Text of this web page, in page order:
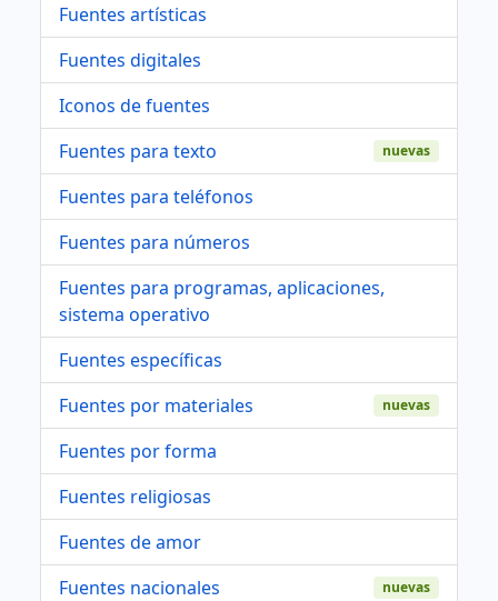
Fuentes artísticas
Fuentes digitales
Iconos de fuentes
Fuentes para texto
nuevas
Fuentes para teléfonos
Fuentes para números
Fuentes para programas, aplicaciones,
sistema operativo
Fuentes específicas
Fuentes por materiales
nuevas
Fuentes por forma
Fuentes religiosas
Fuentes de amor
Fuentes nacionales
nuevas